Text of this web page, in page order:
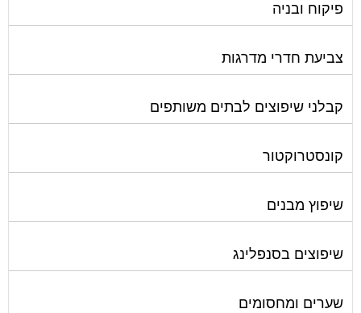
פיקוח ובניה
צביעת חדרי מדרגות
קבלני שיפוצים לבתים משותפים
קונסטרוקטור
שיפוץ מבנים
שיפוצים בסנפלינג
שערים ומחסומים